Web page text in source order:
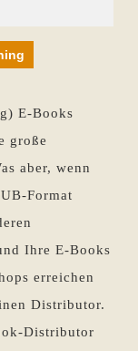
E-Books
große
aber, wenn
Format
Ihre E-Books
erreichen
Distributor.
Distributor